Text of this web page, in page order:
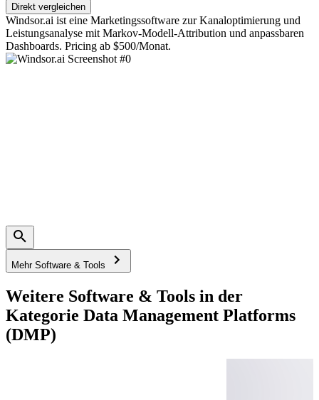
Direkt vergleichen
Windsor.ai ist eine Marketingssoftware zur Kanaloptimierung und
Leistungsanalyse mit Markov-Modell-Attribution und anpassbaren
Dashboards. Pricing ab $500/Monat.
Mehr Software & Tools
Weitere Software & Tools in der
Kategorie Data Management Platforms
(DMP)